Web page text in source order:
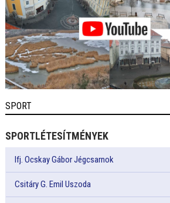
SPORT
SPORTLÉTESÍTMÉNYEK
Ifj. Ocskay Gábor Jégcsarnok
Csitáry G. Emil Uszoda